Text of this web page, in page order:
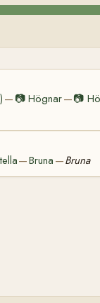
— 📷Högnar—📷
—Bruna —Bruna